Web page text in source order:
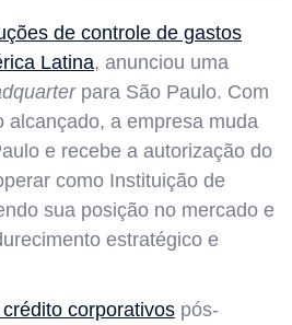
de controle de gastos
Latina, anunciou uma
para São Paulo. Com
alcançado, a empresa muda
e recebe a autorização do
como Instituição de
sua posição no mercado e
estratégico e
corporativos pós-